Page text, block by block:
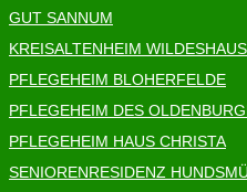
GUT SANNUM
KREISALTENHEIM
PFLEGEHEIM BLOHERFELDE
PFLEGEHEIM DES
PFLEGEHEIM HAUS CHRISTA
SENIORENRESIDENZ